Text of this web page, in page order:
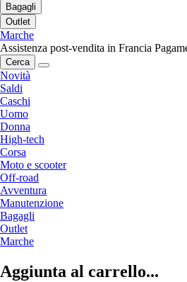
Bagagli
Outlet
Marche
Assistenza post-vendita in Francia
Cerca
Novità
Saldi
Caschi
Uomo
Donna
High-tech
Corsa
Moto e scooter
Off-road
Avventura
Manutenzione
Bagagli
Outlet
Marche
Aggiunta al carrello...